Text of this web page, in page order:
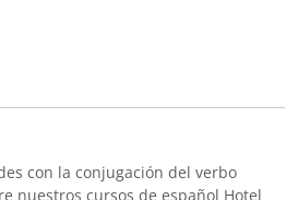
con la conjugación del verbo
nuestros cursos de español Hotel